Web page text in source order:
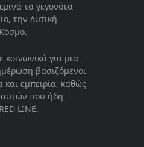
τα γεγονότα
την Δυτική
για μια
βασιζόμενοι
εμπειρία, καθώς
αυτών που ήδη
LINE.